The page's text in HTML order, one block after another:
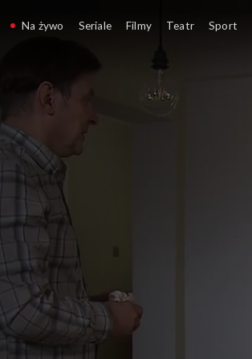
Na żywo Seriale Filmy Teatr Sport